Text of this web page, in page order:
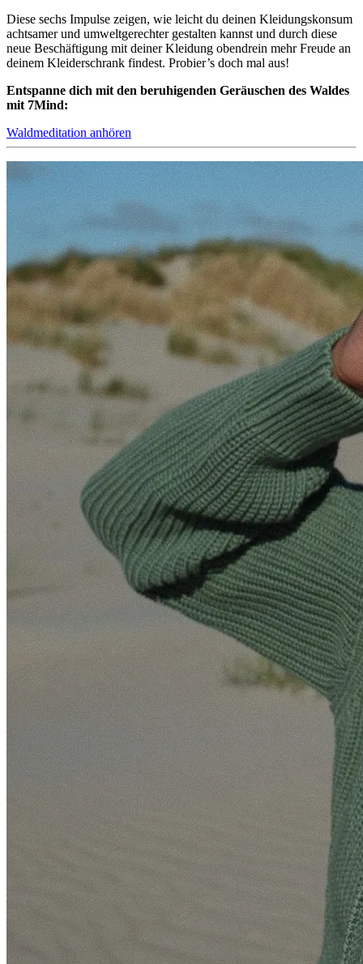
Diese sechs Impulse zeigen, wie leicht du deinen Kleidungskonsum
achtsamer und umweltgerechter gestalten kannst und durch diese
neue Beschäftigung mit deiner Kleidung obendrein mehr Freude an
deinem Kleiderschrank findest. Probier’s doch mal aus!
Entspanne dich mit den beruhigenden Geräuschen des Waldes
mit 7Mind:
Waldmeditation anhören